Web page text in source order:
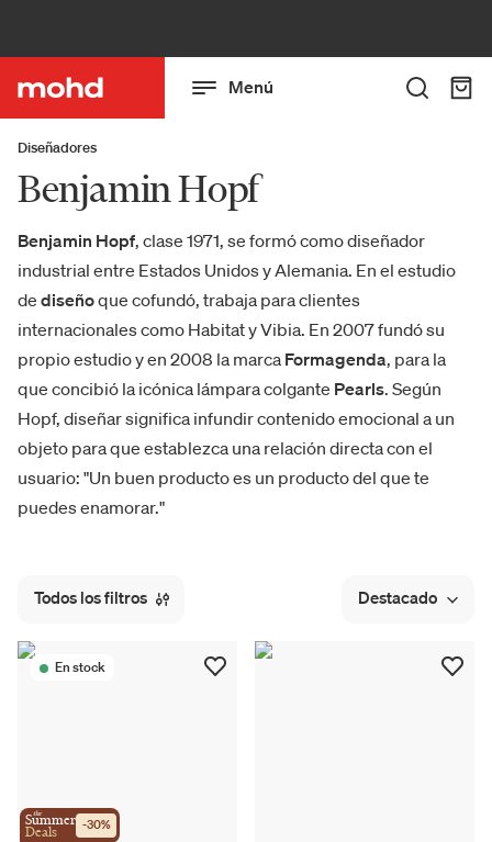
Menú
Diseñadores
Benjamin Hopf
Benjamin Hopf, clase 1971, se formó como diseñador
industrial entre Estados Unidos y Alemania. En el estudio
de diseñoque cofundó, trabaja para clientes
internacionales como Habitat y Vibia. En 2007 fundó su
propio estudio y en 2008 la marca Formagenda, para la
que concibió la icónica lámpara colgante Pearls. Según
Hopf, diseñar significa infundir contenido emocional a un
objeto para que establezca una relación directa con el
usuario: "Un buen producto es un producto del que te
puedes enamorar."
Todos los filtros Destacado
En stock
the
Summer
Deals -30%